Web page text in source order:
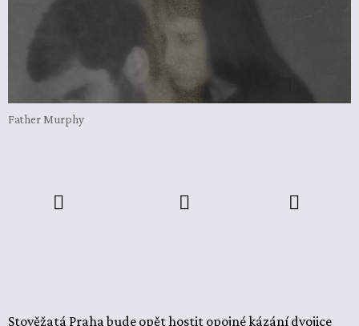
Father Murphy
Stověžatá Praha bude opět hostit opojné kázání dvojice